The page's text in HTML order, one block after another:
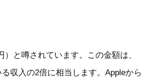
と噂されています。この金額は、
収入の2倍に相当します。Appleから